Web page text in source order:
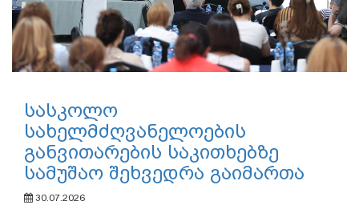
სასკოლო
სახელმძღვანელოების
განვითარების საკითხებზე
სამუშაო შეხვედრა გაიმართა
30.07.2026